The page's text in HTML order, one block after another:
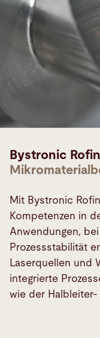
Bystronic Rofin
Mit Bystronic
Kompetenzen in
Anwendungen,
Prozessstabilität
Laserquellen und
integrierte
wie der